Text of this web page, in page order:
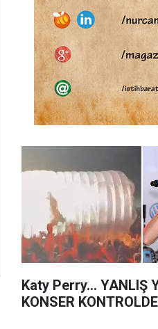
Katy Perry... YANLIŞ
KONSER